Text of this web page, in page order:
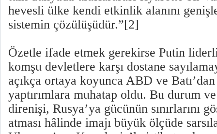
hevesli ülke kendi etkinlik alanını
sistemin çözülüşüdür.”[2]
Özetle ifade etmek gerekirse Putin
komşu devletlere karşı dostane
açıkça ortaya koyunca ABD ve
yaptırımlara muhatap oldu. Bu durum
direnişi, Rusya’ya gücünün sınırlarını
atması hâlinde imajı büyük ölçüde